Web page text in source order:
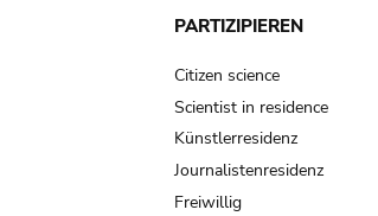
PARTIZIPIEREN
Citizen science
Scientist in residence
Künstlerresidenz
Journalistenresidenz
Freiwillig